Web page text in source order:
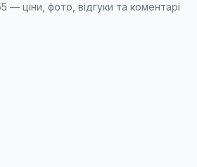
— ціни, фото, відгуки та коментарі